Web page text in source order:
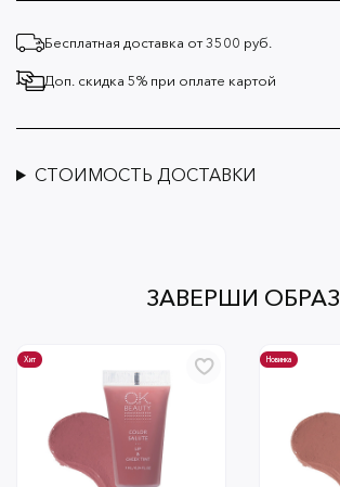
Бесплатная доставка от 3500 руб.
Доп. скидка 5% при оплате картой
СТОИМОСТЬ ДОСТАВКИ
ЗАВЕРШИ ОБРАЗ
Хит Новинка